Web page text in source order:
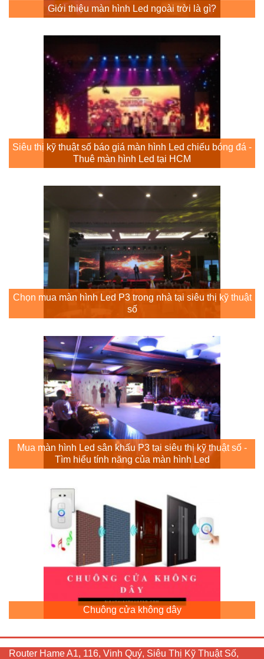
Giới thiệu màn hình Led ngoài trời là gì?
Siêu thị kỹ thuật số báo giá màn hình Led chiếu bóng đá -
Thuê màn hình Led tại HCM
Chọn mua màn hình Led P3 trong nhà tại siêu thị kỹ thuật
số
Mua màn hình Led sân khấu P3 tại siêu thị kỹ thuật số -
Tìm hiểu tính năng của màn hình Led
Chuông cửa không dây
Router Hame A1, 116, Vinh Quý, Siêu Thị Kỹ Thuật Số,